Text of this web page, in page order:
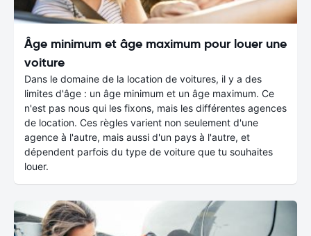
Âge minimum et âge maximum pour louer une
voiture
Dans le domaine de la location de voitures, il y a des
limites d'âge : un âge minimum et un âge maximum. Ce
n'est pas nous qui les fixons, mais les différentes agences
de location. Ces règles varient non seulement d'une
agence à l'autre, mais aussi d'un pays à l'autre, et
dépendent parfois du type de voiture que tu souhaites
louer.